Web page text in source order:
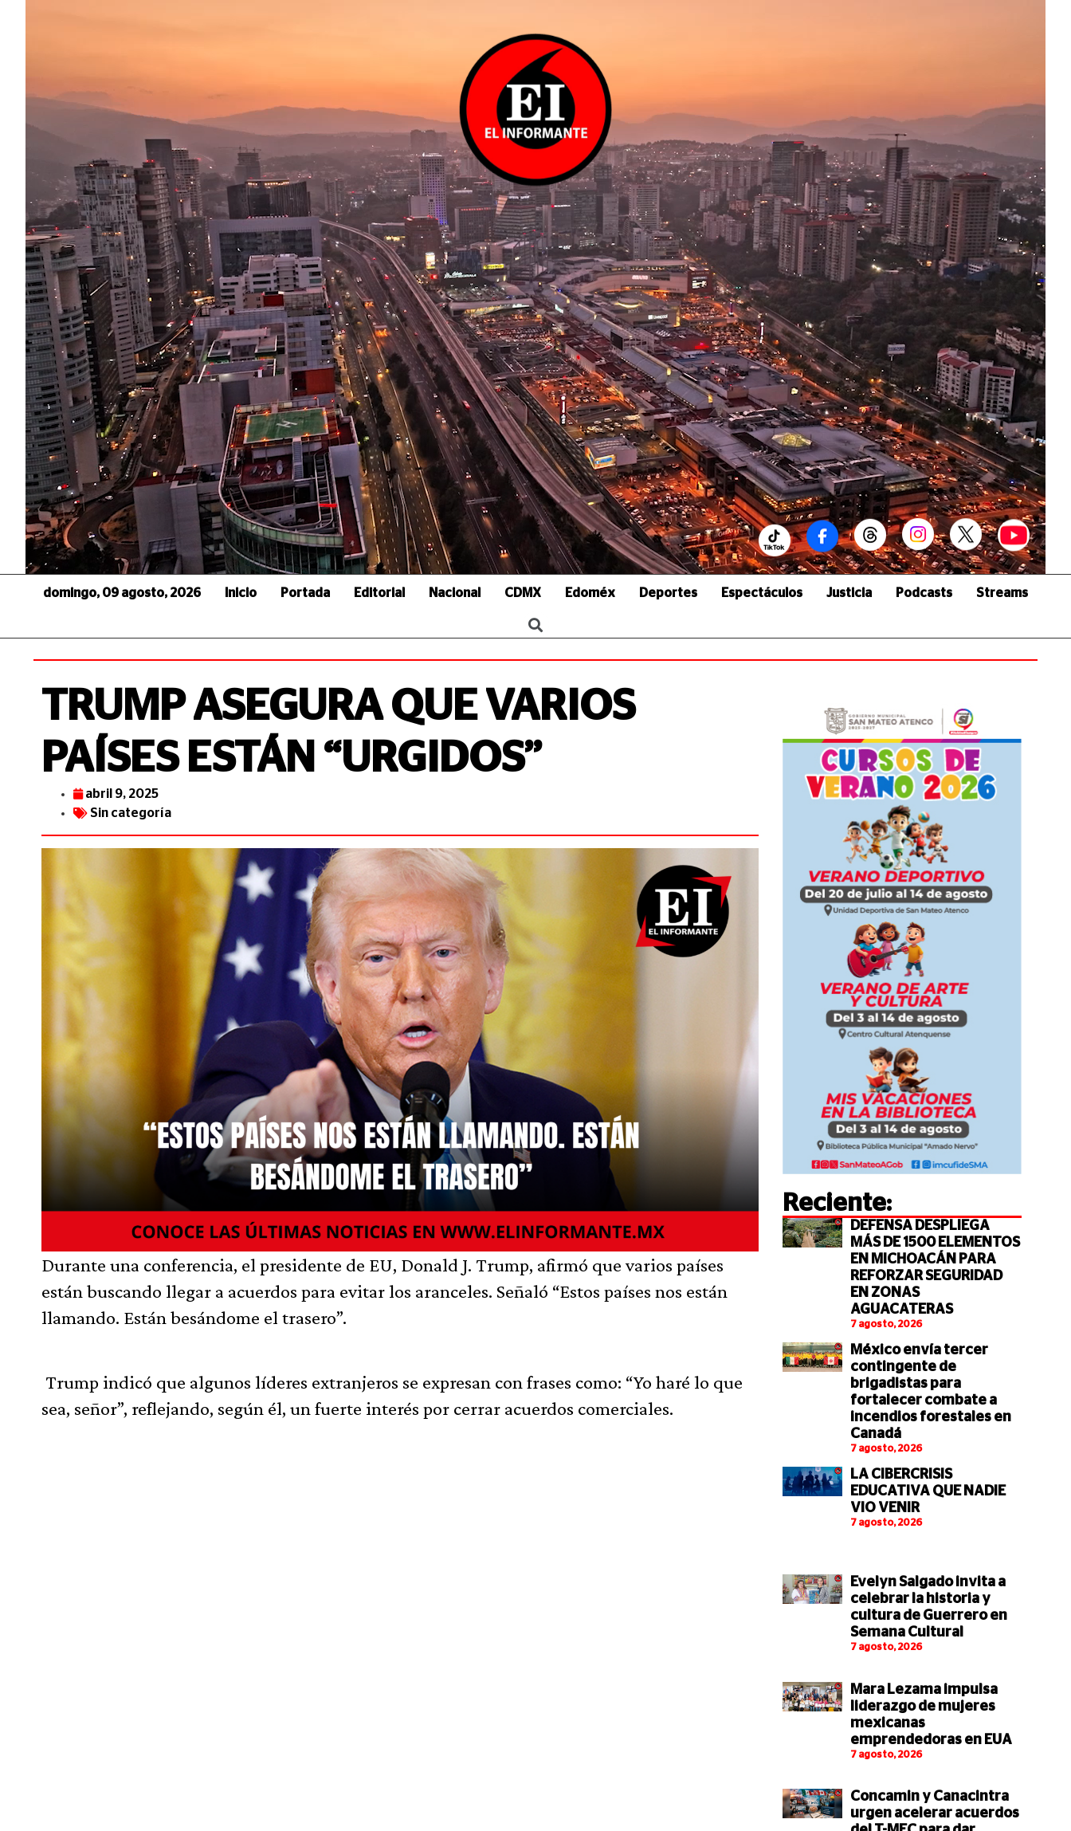
domingo, 09 agosto, 2026 Inicio Portada Editorial Nacional CDMX Edoméx Deportes Espectáculos Justicia Podcasts Streams
TRUMP ASEGURA QUE VARIOS
PAÍSES ESTÁN “URGIDOS”
abril 9, 2025
Sin categoría
Durante una conferencia, el presidente de EU, Donald J. Trump, afirmó que varios países
están buscando llegar a acuerdos para evitar los aranceles. Señaló “Estos países nos están
llamando. Están besándome el trasero”.
Trump indicó que algunos líderes extranjeros se expresan con frases como: “Yo haré lo que
sea, señor”, reflejando, según él, un fuerte interés por cerrar acuerdos comerciales.
Reciente:
DEFENSA DESPLIEGA
MÁS DE 1500 ELEMENTOS
EN MICHOACÁN PARA
REFORZAR SEGURIDAD
EN ZONAS
AGUACATERAS
7 agosto, 2026
México envía tercer
contingente de
brigadistas para
fortalecer combate a
incendios forestales en
Canadá
7 agosto, 2026
LA CIBERCRISIS
EDUCATIVA QUE NADIE
VIO VENIR
7 agosto, 2026
Evelyn Salgado invita a
celebrar la historia y
cultura de Guerrero en
Semana Cultural
7 agosto, 2026
Mara Lezama impulsa
liderazgo de mujeres
mexicanas
emprendedoras en EUA
7 agosto, 2026
Concamin y Canacintra
urgen acelerar acuerdos